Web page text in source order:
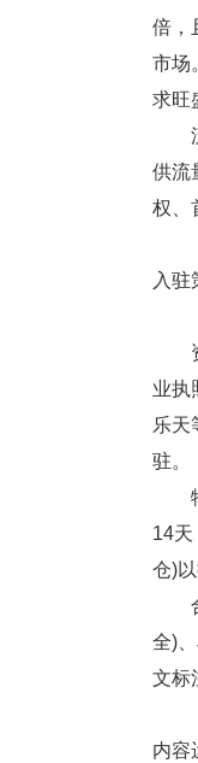
倍，
市场
求旺
流
供流
权、
入驻
资
业执
乐天
驻。
物
14天
仓)
合
全)
文标
内容